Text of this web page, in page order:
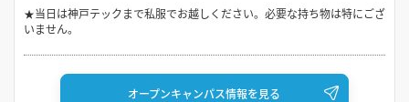
★当日は神戸テックまで私服でお越しください。必要な持ち物は特にござ
いません。
オープンキャンパス情報を見る